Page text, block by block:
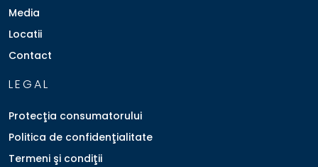
Media
Locatii
Contact
LEGAL
Protecţia consumatorului
Politica de confidenţialitate
Termeni şi condiţii